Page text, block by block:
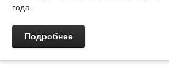
года.
Подробнее